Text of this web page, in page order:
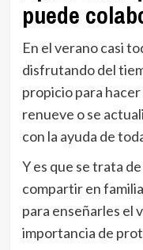
puede
En el verano casi
disfrutando del
propicio para
renueve o se
con la ayuda de
Y es que se trata
compartir en
para enseñarles el
importancia de